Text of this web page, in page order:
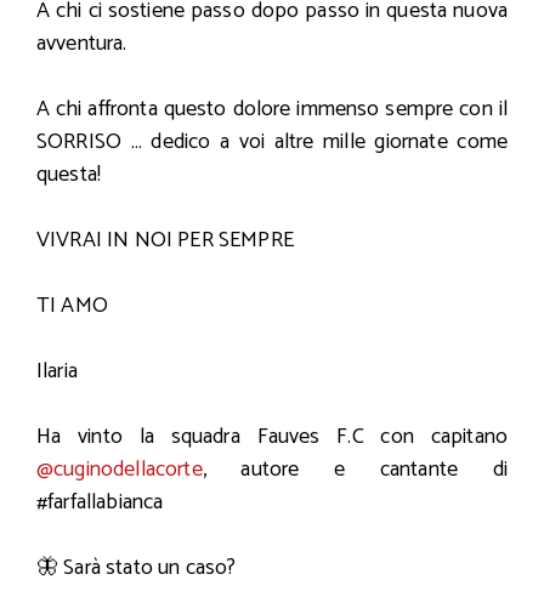
A chi ci sostiene passo dopo passo in questa nuova
avventura.
A chi affronta questo dolore immenso sempre con il
SORRISO … dedico a voi altre mille giornate come
questa!
VIVRAI IN NOI PER SEMPRE
TI AMO
Ilaria
Ha vinto la squadra Fauves F.C con capitano
@cuginodellacorte, autore e cantante di
#farfallabianca
🦋 Sarà stato un caso?